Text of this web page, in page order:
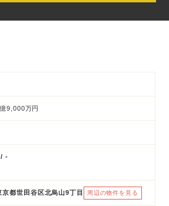
9,000万円
-
京都世田谷区北烏山9丁目 周辺の物件を見る